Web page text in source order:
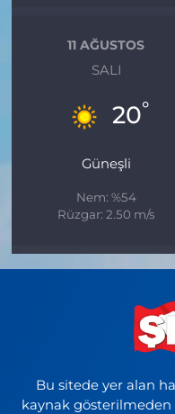
11 AĞUSTOS
SALI
20°
Güneşli
Nem: %54
Rüzgar: 2.50 m/s
Bu sitede yer alan
kaynak gösterilmeden